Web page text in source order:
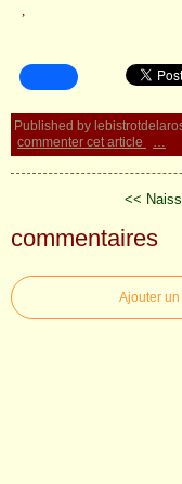
,
Published by
commenter cet article
…
<<
commentaires
Ajouter